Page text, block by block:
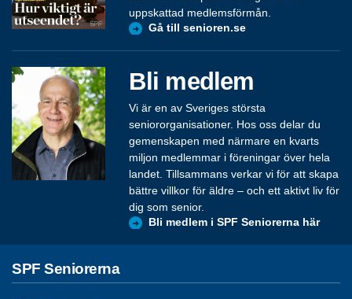
uppskattad medlemsförmån.
Gå till senioren.se
Bli medlem
Vi är en av Sveriges största
seniororganisationer. Hos oss delar du
gemenskapen med närmare en kvarts
miljon medlemmar i föreningar över hela
landet. Tillsammans verkar vi för att skapa
bättre villkor för äldre – och ett aktivt liv för
dig som senior.
Bli medlem i SPF Seniorerna här
SPF Seniorerna